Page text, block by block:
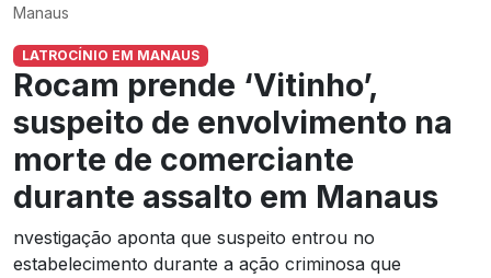
Manaus
LATROCÍNIO EM MANAUS
Rocam prende ‘Vitinho’,
suspeito de envolvimento na
morte de comerciante
durante assalto em Manaus
nvestigação aponta que suspeito entrou no
estabelecimento durante a ação criminosa que